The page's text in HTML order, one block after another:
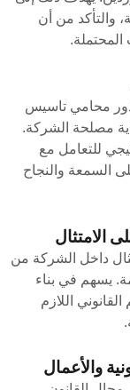
والتأكد من أن
دور محامي تاسيس
مصلحة الشركة.
للتعامل مع
السمعة والنجاح
الامتثال
داخل الشركة من
يسهم في بناء
اللازم
والأعمال